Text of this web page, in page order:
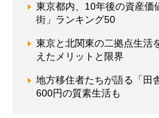
東京都内、10年後の資産価
街」ランキング50
東京と北関東の二拠点生
えたメリットと限界
地方移住者たちが語る「
600円の質素生活も